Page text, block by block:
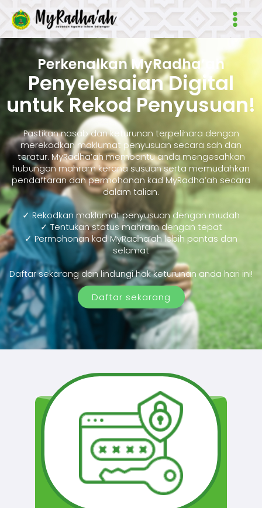
Main
Perkenalkan MyRadha’ah
Penyelesaian Digital
untuk Rekod Penyusuan!
Pastikan nasab dan keturunan terpelihara dengan
merekodkan maklumat penyusuan secara sah dan
teratur. MyRadha’ah membantu anda mengesahkan
hubungan mahram kerana susuan serta memudahkan
pendaftaran dan permohonan kad MyRadha’ah secara
dalam talian.
✓ Rekodkan maklumat penyusuan dengan mudah
✓ Tentukan status mahram dengan tepat
✓ Permohonan kad MyRadha’ah lebih pantas dan
selamat
Daftar sekarang dan lindungi hak keturunan anda hari ini!
Daftar sekarang